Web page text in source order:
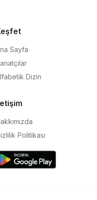
Sayfa
Dizin
Politikası